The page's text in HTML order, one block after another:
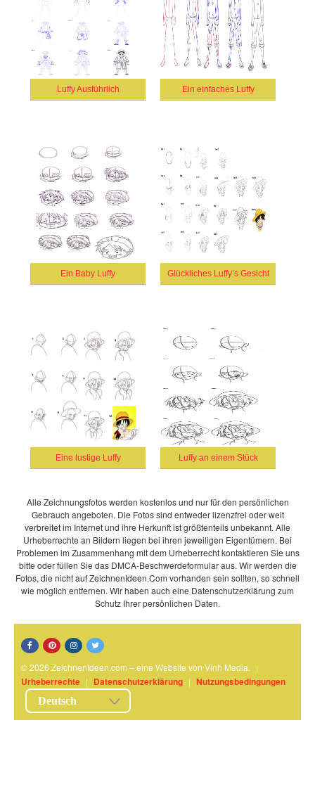
Luffy Ausführlich Ein einfaches Luffy
Ein Baby Luffy Glückliches Luffy’s Gesicht
Eine lustige Luffy Luffy an einem Stück
Alle Zeichnungsfotos werden kostenlos und nur für den persönlichen
Gebrauch angeboten. Die Fotos sind entweder lizenzfrei oder weit
verbreitet im Internet und ihre Herkunft ist größtenteils unbekannt. Alle
Urheberrechte an Bildern liegen bei ihren jeweiligen Eigentümern. Bei
Problemen im Zusammenhang mit dem Urheberrecht kontaktieren Sie uns
bitte oder füllen Sie das DMCA-Beschwerdeformular aus. Wir werden die
Fotos, die nicht auf ZeichnenIdeen.Com vorhanden sein sollten, so schnell
wie möglich entfernen. Wir haben auch eine Datenschutzerklärung zum
Schutz Ihrer persönlichen Daten.
© 2026 ZeichnenIdeen.com – eine Website von Vinh Media. |
Urheberrechte | Datenschutzerklärung | Nutzungsbedingungen
Deutsch